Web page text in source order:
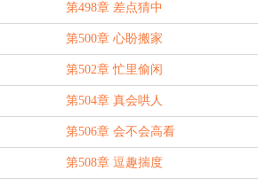
第498章 差点猜中
第500章 心盼搬家
第502章 忙里偷闲
第504章 真会哄人
第506章 会不会高看
第508章 逗趣揣度